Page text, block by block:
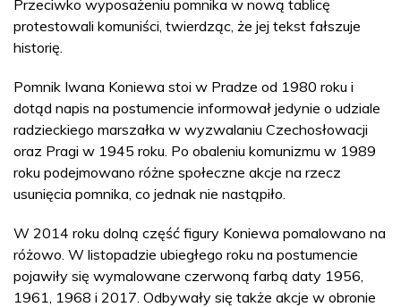
Przeciwko wyposażeniu pomnika w nową tablicę
protestowali komuniści, twierdząc, że jej tekst fałszuje
historię.
Pomnik Iwana Koniewa stoi w Pradze od 1980 roku i
dotąd napis na postumencie informował jedynie o udziale
radzieckiego marszałka w wyzwalaniu Czechosłowacji
oraz Pragi w 1945 roku. Po obaleniu komunizmu w 1989
roku podejmowano różne społeczne akcje na rzecz
usunięcia pomnika, co jednak nie nastąpiło.
W 2014 roku dolną część figury Koniewa pomalowano na
różowo. W listopadzie ubiegłego roku na postumencie
pojawiły się wymalowane czerwoną farbą daty 1956,
1961, 1968 i 2017. Odbywały się także akcje w obronie